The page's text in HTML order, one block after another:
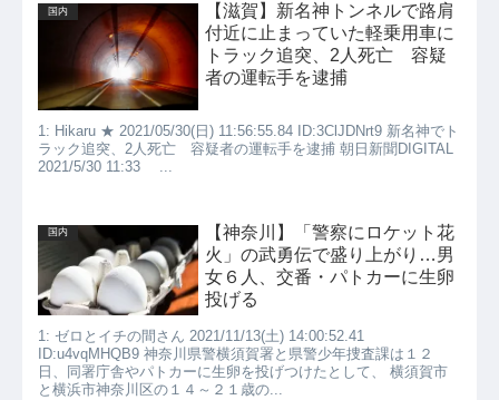
国内
【滋賀】新名神トンネルで路肩
付近に止まっていた軽乗用車に
トラック追突、2人死亡 容疑
者の運転手を逮捕
1: Hikaru ★ 2021/05/30(日) 11:56:55.84 ID:3ClJDNrt9 新名神でト
ラック追突、2人死亡 容疑者の運転手を逮捕 朝日新聞DIGITAL
2021/5/30 11:33 ...
国内
【神奈川】「警察にロケット花
火」の武勇伝で盛り上がり…男
女６人、交番・パトカーに生卵
投げる
1: ゼロとイチの間さん 2021/11/13(土) 14:00:52.41
ID:u4vqMHQB9 神奈川県警横須賀署と県警少年捜査課は１２
日、同署庁舎やパトカーに生卵を投げつけたとして、 横須賀市
と横浜市神奈川区の１４～２１歳の...